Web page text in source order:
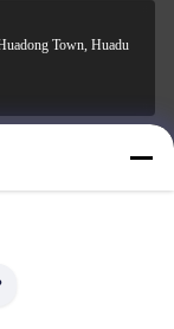
Town, Huadu